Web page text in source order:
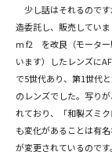
少し話はそれるので
造委託し、販売してい
m f2 を改良（モーター
います）したレンズに
で5世代あり、第1世代
のレンズでした。写り
れており、「和製ズミ
も変化があることは有
が変更されているので